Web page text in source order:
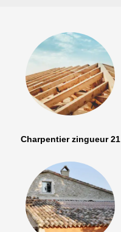
Charpentier zingueur 21